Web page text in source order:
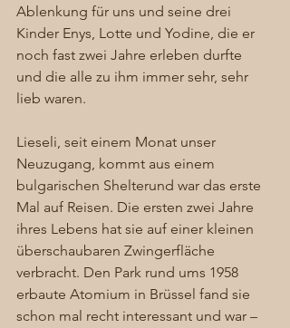
Ablenkung für uns und seine drei
Kinder Enys, Lotte und Yodine, die er
noch fast zwei Jahre erleben durfte
und die alle zu ihm immer sehr, sehr
lieb waren.
Lieseli, seit einem Monat unser
Neuzugang, kommt aus einem
bulgarischen Shelterund war das erste
Mal auf Reisen. Die ersten zwei Jahre
ihres Lebens hat sie auf einer kleinen
überschaubaren Zwingerfläche
verbracht. Den Park rund ums 1958
erbaute Atomium in Brüssel fand sie
schon mal recht interessant und war –